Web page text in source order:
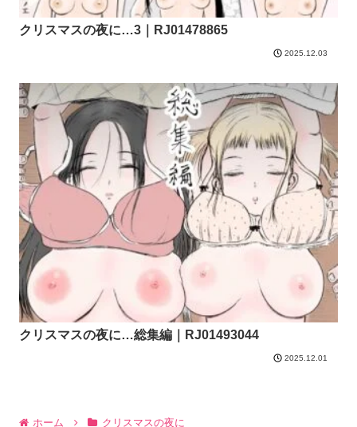
クリスマスの夜に…3｜RJ01478865
2025.12.03
クリスマスの夜に…総集編｜RJ01493044
2025.12.01
ホーム クリスマスの夜に